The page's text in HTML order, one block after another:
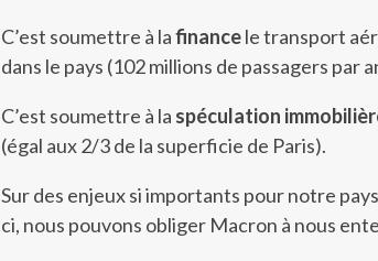
C’est soumettre à lafinancele transport
dans le pays (102 millions de passagers par
C’est soumettre à la spéculation
(égal aux 2/3 de la superficie de Paris).
Sur des enjeux si importants pour notre
ci, nous pouvons obliger Macron à nous